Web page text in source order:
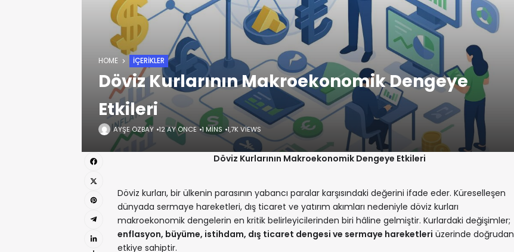
HOME İÇERIKLER
Döviz Kurlarının Makroekonomik Dengeye
Etkileri
AYŞE ÖZBAY 12 AY ÖNCE 1 MINS 1,7K VIEWS
Döviz Kurlarının Makroekonomik Dengeye Etkileri
Döviz kurları, bir ülkenin parasının yabancı paralar karşısındaki değerini ifade eder. Küreselleşen
dünyada sermaye hareketleri, dış ticaret ve yatırım akımları nedeniyle döviz kurları
makroekonomik dengelerin en kritik belirleyicilerinden biri hâline gelmiştir. Kurlardaki değişimler;
enflasyon, büyüme, istihdam, dış ticaret dengesi ve sermaye hareketleri üzerinde doğrudan
etkiye sahiptir.